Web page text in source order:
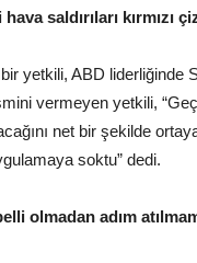
saldırıları kırmızı
yetkili, ABD liderliğinde
vermeyen yetkili,
net bir şekilde
soktu” dedi.
olmadan adım